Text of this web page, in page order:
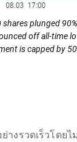
shares plunged
off all-time
is capped by
งรวดเร็วโดย